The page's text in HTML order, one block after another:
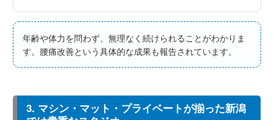
年齢や体力を問わず、無理なく続けられることがわかりま
す。腰痛改善という具体的な成果も報告されています。
3. マシン・マット・プライベートが揃った新潟